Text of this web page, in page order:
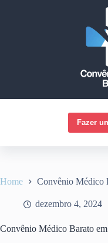
Fazer
Home Convênio Médico
dezembro 4, 2024
Convênio Médico Barato